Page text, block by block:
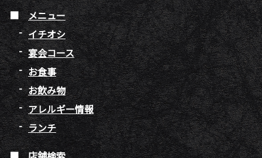
メニュー
イチオシ
宴会コース
お食事
お飲み物
アレルギー情報
ランチ